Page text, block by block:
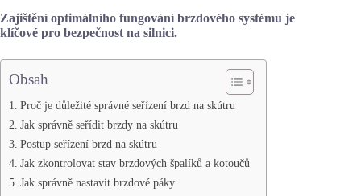
Zajištění optimálního fungování brzdového systému je
klíčové pro bezpečnost na silnici.
Obsah
Proč je důležité správné seřízení brzd na skútru
Jak správně seřídit brzdy na skútru
Postup seřízení brzd na skútru
Jak zkontrolovat stav brzdových špalíků a kotoučů
Jak správně nastavit brzdové páky